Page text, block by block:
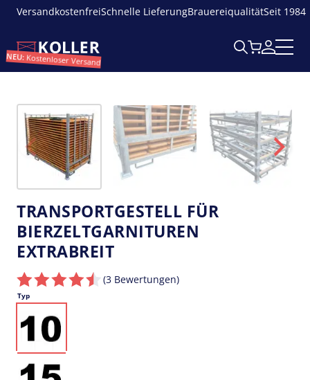
VersandkostenfreiSchnelle LieferungBrauereiqualitätSeit 1984
NEU:Kostenloser Versand
Z
o
o
m
TRANSPORTGESTELL FÜR
BIERZELTGARNITUREN
EXTRABREIT
(3 Bewertungen)
Typ